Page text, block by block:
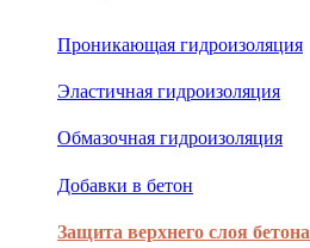
Проникающая гидроизоляция
Эластичная гидроизоляция
Обмазочная гидроизоляция
Добавки в бетон
Защита верхнего слоя бетона